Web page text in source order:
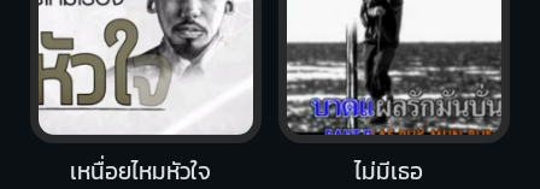
เหนื่อยไหมหัวใจ ไม่มีเธอ